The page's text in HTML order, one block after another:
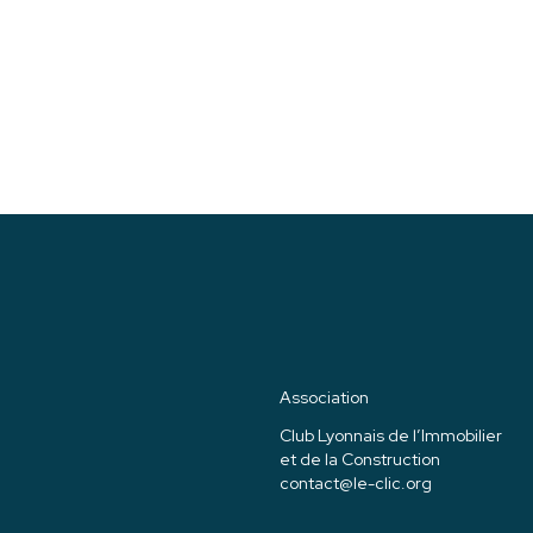
Association
Club Lyonnais de l’Immobilier
et de la Construction
contact@le-clic.org